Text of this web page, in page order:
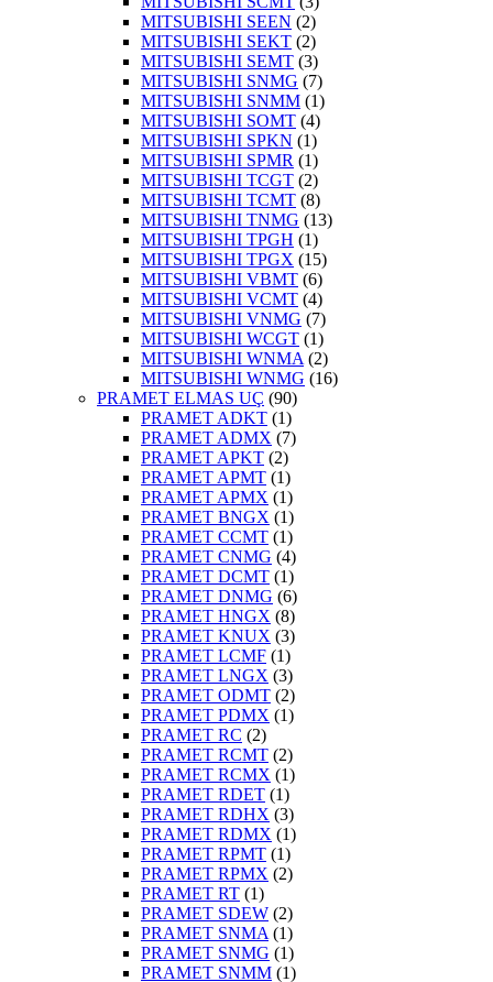
MITSUBISHI SEEN (2)
MITSUBISHI SEKT (2)
MITSUBISHI SEMT (3)
MITSUBISHI SNMG (7)
MITSUBISHI SNMM (1)
MITSUBISHI SOMT (4)
MITSUBISHI SPKN (1)
MITSUBISHI SPMR (1)
MITSUBISHI TCGT (2)
MITSUBISHI TCMT (8)
MITSUBISHI TNMG (13)
MITSUBISHI TPGH (1)
MITSUBISHI TPGX (15)
MITSUBISHI VBMT (6)
MITSUBISHI VCMT (4)
MITSUBISHI VNMG (7)
MITSUBISHI WCGT (1)
MITSUBISHI WNMA (2)
MITSUBISHI WNMG (16)
PRAMET ELMAS UÇ (90)
PRAMET ADKT (1)
PRAMET ADMX (7)
PRAMET APKT (2)
PRAMET APMT (1)
PRAMET APMX (1)
PRAMET BNGX (1)
PRAMET CCMT (1)
PRAMET CNMG (4)
PRAMET DCMT (1)
PRAMET DNMG (6)
PRAMET HNGX (8)
PRAMET KNUX (3)
PRAMET LCMF (1)
PRAMET LNGX (3)
PRAMET ODMT (2)
PRAMET PDMX (1)
PRAMET RC (2)
PRAMET RCMT (2)
PRAMET RCMX (1)
PRAMET RDET (1)
PRAMET RDHX (3)
PRAMET RDMX (1)
PRAMET RPMT (1)
PRAMET RPMX (2)
PRAMET RT (1)
PRAMET SDEW (2)
PRAMET SNMA (1)
PRAMET SNMG (1)
PRAMET SNMM (1)